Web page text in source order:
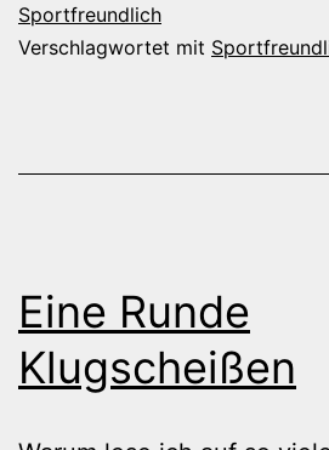
Sportfreundlich
Verschlagwortet mit
Eine Runde
Klugscheißen